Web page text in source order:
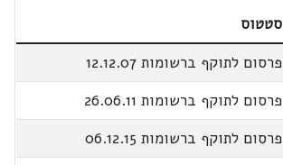
סטטוס
פרסום לתוקף ברשומות 12.12.07
פרסום לתוקף ברשומות 26.06.11
פרסום לתוקף ברשומות 06.12.15